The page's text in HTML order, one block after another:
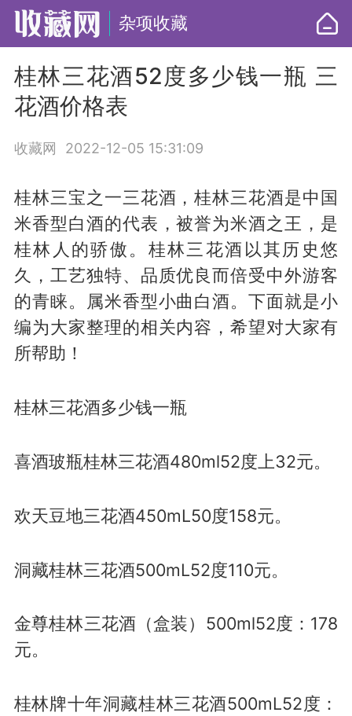
杂项收藏
桂林三花酒52度多少钱一瓶 三
花酒价格表
收藏网 2022-12-05 15:31:09
桂林三宝之一三花酒，桂林三花酒是中国
米香型白酒的代表，被誉为米酒之王，是
桂林人的骄傲。桂林三花酒以其历史悠
久，工艺独特、品质优良而倍受中外游客
的青睐。属米香型小曲白酒。下面就是小
编为大家整理的相关内容，希望对大家有
所帮助！
桂林三花酒多少钱一瓶
喜酒玻瓶桂林三花酒480ml52度上32元。
欢天豆地三花酒450mL50度158元。
洞藏桂林三花酒500mL52度110元。
金尊桂林三花酒（盒装）500ml52度：178
元。
桂林牌十年洞藏桂林三花酒500mL52度：